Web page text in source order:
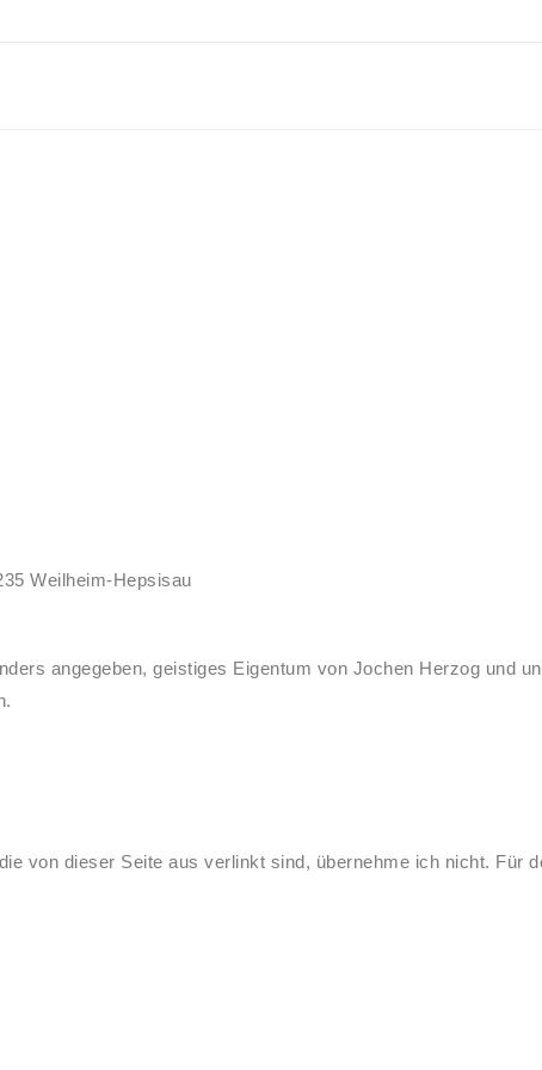
Weilheim-Hepsisau
angegeben, geistiges Eigentum von Jochen Herzog und
von dieser Seite aus verlinkt sind, übernehme ich nicht. Für